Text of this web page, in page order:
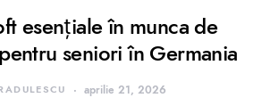
esențiale în munca de
seniori în Germania
aprilie 21, 2026